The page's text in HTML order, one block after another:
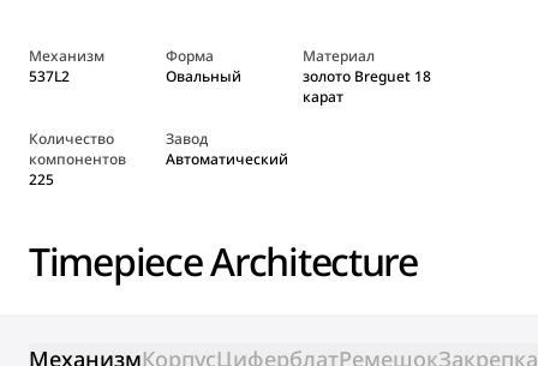
Механизм
537L2
Форма
Овальный
Материал
золото Breguet 18
карат
Количество
компонентов
225
Завод
Автоматический
Timepiece Architecture
МеханизмКорпусЦиферблатРемешокЗакрепка